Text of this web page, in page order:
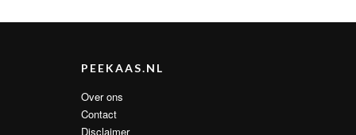
PEEKAAS.NL
Over ons
Contact
Disclaimer